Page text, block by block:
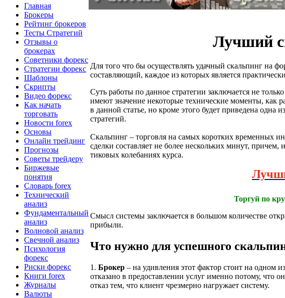
Главная
Брокеры
Рейтинг брокеров
Тесты Стратегий
Отзывы о
брокерах
Советники форекс
Стратегии форекс
Шаблоны
Скрипты
Видео форекс
Как начать
торговать
Новости forex
Основы
Онлайн трейдинг
Прогнозы
Советы трейдеру
Биржевые
понятия
Словарь forex
Технический
анализ
Фундаментальный
анализ
Волновой анализ
Свечной анализ
Психология
форекс
Риски форекс
Книги forex
Журналы
Валюты
Лучший
Для того что бы осуществлять удачный скальпинг на
составляющий, каждое из которых является
Суть работы по данное стратегии заключается не
имеют значение некоторые технические моменты, как
в данной статье, но кроме этого будет приведена одна
стратегий.
Скальпинг – торговля на самых коротких временных
сделки составляет не более нескольких минут, причем,
тиковых колебаниях курса.
Торгуй по
Смысл системы заключается в большом количестве
прибыли.
Что нужно для успешного
1. Брокер – на удивления этот фактор стоит на одном
отказано в предоставлении услуг именно потому, что
отказ тем, что клиент чрезмерно нагружает систему.